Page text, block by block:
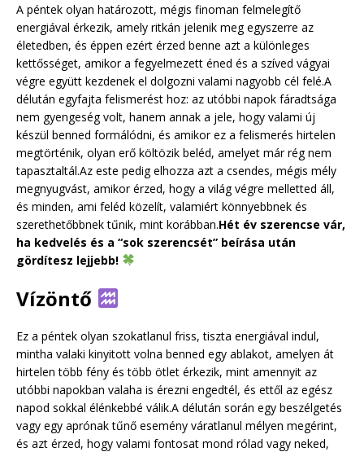
A péntek olyan határozott, mégis finoman felmelegítő
energiával érkezik, amely ritkán jelenik meg egyszerre az
életedben, és éppen ezért érzed benne azt a különleges
kettősséget, amikor a fegyelmezett éned és a szíved vágyai
végre együtt kezdenek el dolgozni valami nagyobb cél felé.A
délután egyfajta felismerést hoz: az utóbbi napok fáradtsága
nem gyengeség volt, hanem annak a jele, hogy valami új
készül benned formálódni, és amikor ez a felismerés hirtelen
megtörténik, olyan erő költözik beléd, amelyet már rég nem
tapasztaltál.Az este pedig elhozza azt a csendes, mégis mély
megnyugvást, amikor érzed, hogy a világ végre melletted áll,
és minden, ami feléd közelít, valamiért könnyebbnek és
szerethetőbbnek tűnik, mint korábban.Hét év szerencse vár,
ha kedvelés és a “sok szerencsét” beírása után
gördítesz lejjebb!
Vízöntő
Ez a péntek olyan szokatlanul friss, tiszta energiával indul,
mintha valaki kinyitott volna benned egy ablakot, amelyen át
hirtelen több fény és több ötlet érkezik, mint amennyit az
utóbbi napokban valaha is érezni engedtél, és ettől az egész
napod sokkal élénkebbé válik.A délután során egy beszélgetés
vagy egy aprónak tűnő esemény váratlanul mélyen megérint,
és azt érzed, hogy valami fontosat mond rólad vagy neked,